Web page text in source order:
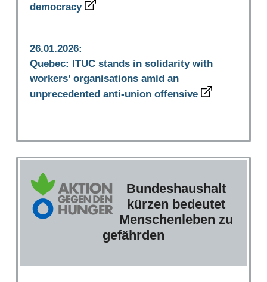
democracy
26.01.2026:
Quebec: ITUC stands in solidarity with
workers’ organisations amid an
unprecedented anti-union offensive
Bundeshaushalt
kürzen bedeutet
Menschenleben zu
gefährden